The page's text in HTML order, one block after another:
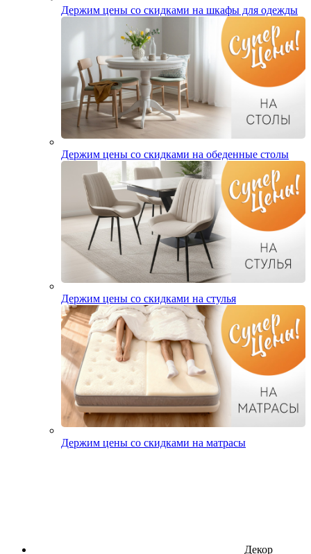
Держим цены со скидками на шкафы для одежды
Держим цены со скидками на обеденные столы
Держим цены со скидками на стулья
Держим цены со скидками на матрасы
Декор